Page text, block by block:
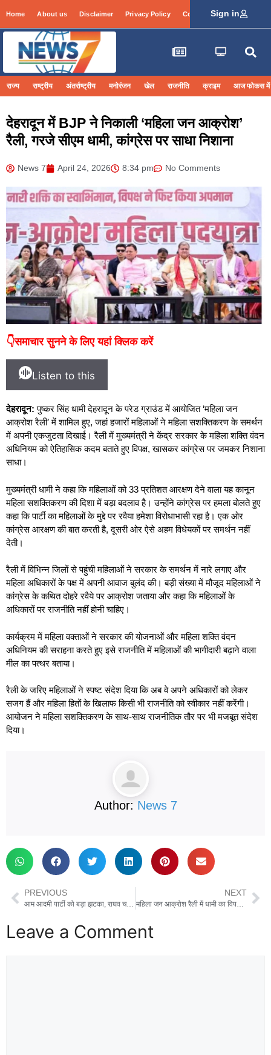
Home About us Disclaimer Privacy Policy Contact Info Login
Sign in
राज्य राष्ट्रीय अंतर्राष्ट्रीय मनोरंजन खेल राजनीति क्राइम आज फोकस में
देहरादून में BJP ने निकाली ‘महिला जन आक्रोश’
रैली, गरजे सीएम धामी, कांग्रेस पर साधा निशाना
News 7 April 24, 2026 8:34 pm No Comments
👇समाचार सुनने के लिए यहां क्लिक करें
Listen to this
देहरादून:पुष्कर सिंह धामी देहरादून के परेड ग्राउंड में आयोजित ‘महिला जन
आक्रोश रैली’ में शामिल हुए, जहां हजारों महिलाओं ने महिला सशक्तिकरण के समर्थन
में अपनी एकजुटता दिखाई। रैली में मुख्यमंत्री ने केंद्र सरकार के महिला शक्ति वंदन
अधिनियम को ऐतिहासिक कदम बताते हुए विपक्ष, खासकर कांग्रेस पर जमकर निशाना
साधा।
मुख्यमंत्री धामी ने कहा कि महिलाओं को 33 प्रतिशत आरक्षण देने वाला यह कानून
महिला सशक्तिकरण की दिशा में बड़ा बदलाव है। उन्होंने कांग्रेस पर हमला बोलते हुए
कहा कि पार्टी का महिलाओं के मुद्दे पर रवैया हमेशा विरोधाभासी रहा है। एक ओर
कांग्रेस आरक्षण की बात करती है, दूसरी ओर ऐसे अहम विधेयकों पर समर्थन नहीं
देती।
रैली में विभिन्न जिलों से पहुंची महिलाओं ने सरकार के समर्थन में नारे लगाए और
महिला अधिकारों के पक्ष में अपनी आवाज बुलंद की। बड़ी संख्या में मौजूद महिलाओं ने
कांग्रेस के कथित दोहरे रवैये पर आक्रोश जताया और कहा कि महिलाओं के
अधिकारों पर राजनीति नहीं होनी चाहिए।
कार्यक्रम में महिला वक्ताओं ने सरकार की योजनाओं और महिला शक्ति वंदन
अधिनियम की सराहना करते हुए इसे राजनीति में महिलाओं की भागीदारी बढ़ाने वाला
मील का पत्थर बताया।
रैली के जरिए महिलाओं ने स्पष्ट संदेश दिया कि अब वे अपने अधिकारों को लेकर
सजग हैं और महिला हितों के खिलाफ किसी भी राजनीति को स्वीकार नहीं करेंगी।
आयोजन ने महिला सशक्तिकरण के साथ-साथ राजनीतिक तौर पर भी मजबूत संदेश
दिया।
Author: News 7
PREVIOUS
आम आदमी पार्टी को बड़ा झटका, राघव चड्डा समेत 6 सांसदों ने बीजेपी में शामिल होने का किया ऐलान, कहा- पीएम मोदी के नेतृत्‍व में पूरा भरोसा
NEXT
महिला जन आक्रोश रैली में धामी का विपक्ष पर तीखा हमला, राहुल को ‘दुर्योधन’ तो अखिलेश को बताया ‘दुशासन’
Leave a Comment